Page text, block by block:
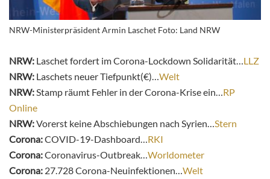
NRW-Ministerpräsident Armin Laschet Foto: Land NRW
NRW: Laschet fordert im Corona-Lockdown Solidarität… LLZ
NRW: Laschets neuer Tiefpunkt(€)… Welt
NRW: Stamp räumt Fehler in der Corona-Krise ein… RP
Online
NRW:Vorerst keine Abschiebungen nach Syrien… Stern
Corona:COVID-19-Dashboard… RKI
Corona:Coronavirus-Outbreak… Worldometer
Corona: 27.728 Corona-Neuinfektionen… Welt